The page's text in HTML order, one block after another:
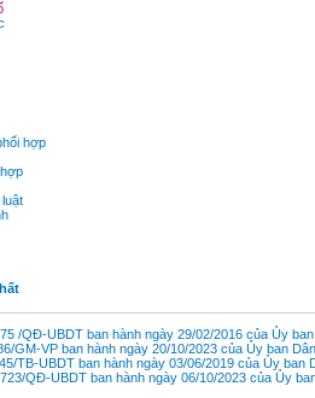
hợp
/QĐ-UBDT ban hành ngày 29/02/2016 của Ủy
GM-VP ban hành ngày 20/10/2023 của Ủy ban
TB-UBDT ban hành ngày 03/06/2019 của Ủy ban
QĐ-UBDT ban hành ngày 06/10/2023 của Ủy